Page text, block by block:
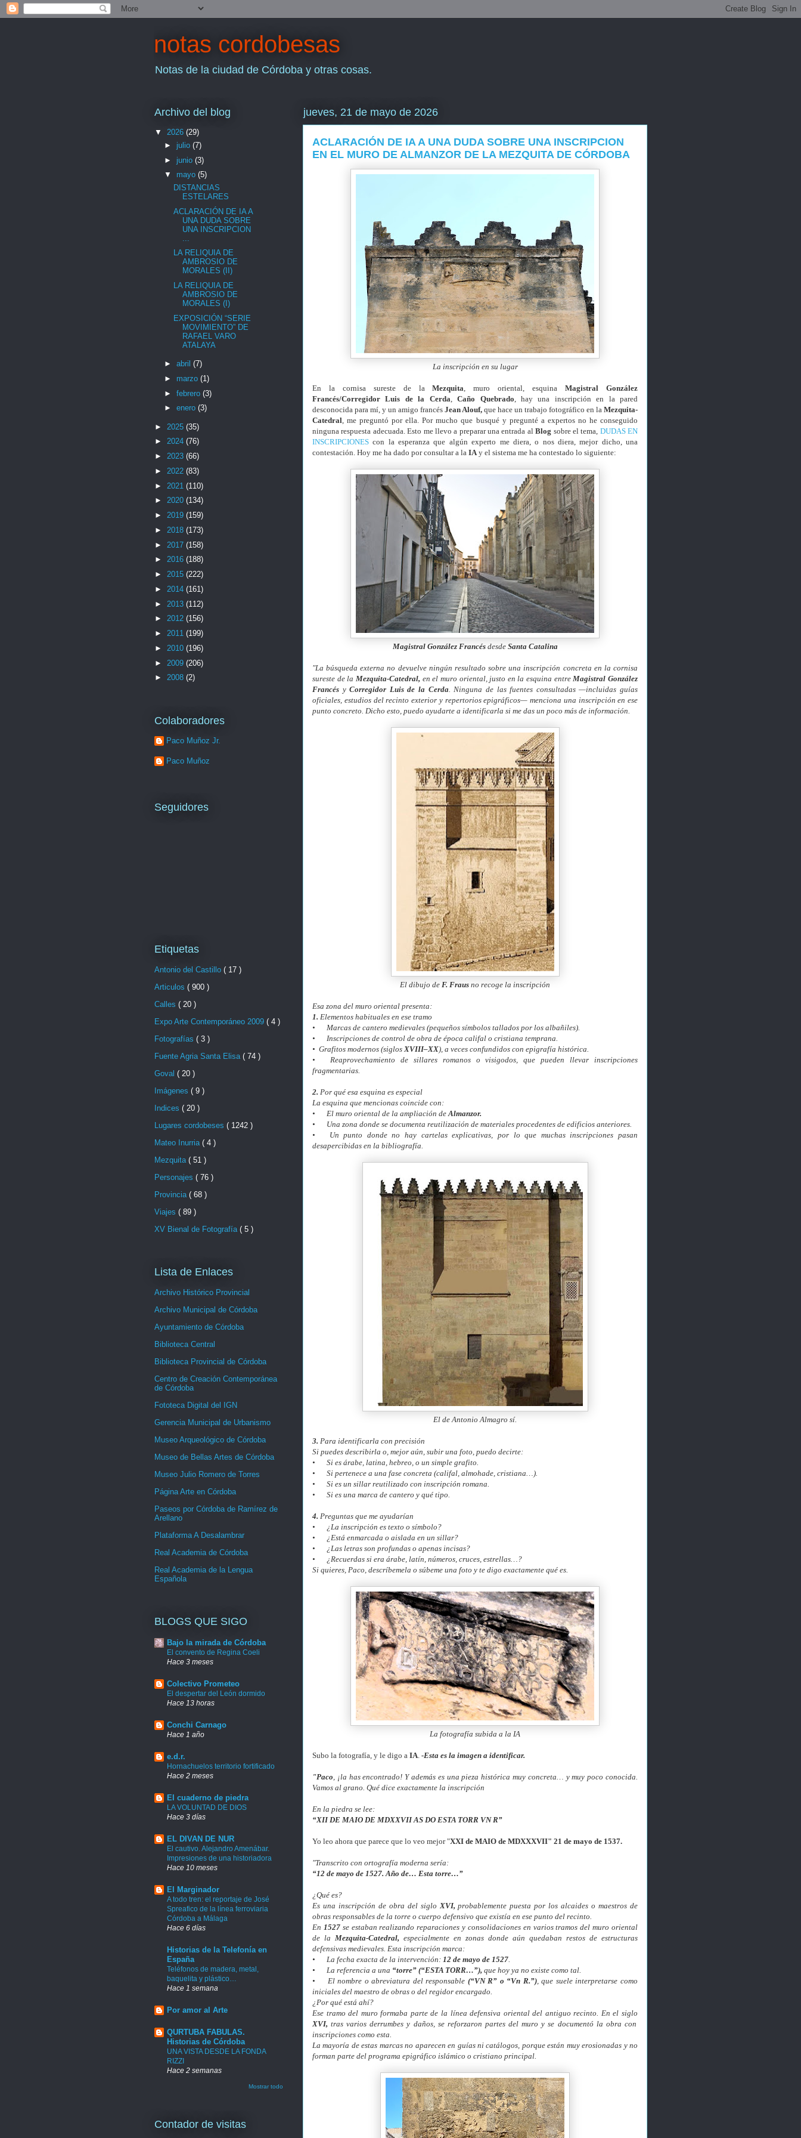
notas cordobesas
Notas de la ciudad de Córdoba y otras cosas.
jueves, 21 de mayo de 2026
ACLARACIÓN DE IA A UNA DUDA SOBRE UNA INSCRIPCION
EN EL MURO DE ALMANZOR DE LA MEZQUITA DE CÓRDOBA
La inscripción en su lugar
En la cornisa sureste de laMezquita, muro oriental, esquinaMagistral González
Francés/Corregidor Luis de la Cerda,Caño Quebrado, hay una inscripción en la pared
desconocida para mí, y un amigo francés Jean Alouf, que hace un trabajo fotográfico en la Mezquita-
Catedral, me preguntó por ella. Por mucho que busqué y pregunté a expertos no he conseguido
ninguna respuesta adecuada. Esto me llevo a preparar una entrada alBlog sobre el tema, DUDAS EN
INSCRIPCIONES con la esperanza que algún experto me diera, o nos diera, mejor dicho, una
contestación. Hoy me ha dado por consultar a la IAy el sistema me ha contestado lo siguiente:
Magistral González Francésdesde Santa Catalina
"La búsqueda externa no devuelve ningún resultado sobre una inscripción concreta en la cornisa
sureste de la Mezquita-Catedral,en el muro oriental, justo en la esquina entreMagistral González
Francés yCorregidor Luis de la Cerda. Ninguna de las fuentes consultadas —incluidas guías
oficiales, estudios del recinto exterior y repertorios epigráficos— menciona una inscripción en ese
punto concreto. Dicho esto, puedo ayudarte a identificarla si me das un poco más de información.
El dibujo de F. Fraus no recoge la inscripción
Esa zona del muro oriental presenta:
1. Elementos habituales en ese tramo
•
Marcas de cantero medievales (pequeños símbolos tallados por los albañiles).
•
Inscripciones de control de obra de época califal o cristiana temprana.
• Grafitos modernos (siglosXVIII–XX), a veces confundidos con epigrafía histórica.
•
Reaprovechamiento de sillares romanos o visigodos, que pueden llevar inscripciones
fragmentarias.
2. Por qué esa esquina es especial
La esquina que mencionas coincide con:
•
El muro oriental de la ampliación deAlmanzor.
•
Una zona donde se documenta reutilización de materiales procedentes de edificios anteriores.
•
Un punto donde no hay cartelas explicativas, por lo que muchas inscripciones pasan
desapercibidas en la bibliografía.
El de Antonio Almagro sí.
3. Para identificarla con precisión
Si puedes describirla o, mejor aún, subir una foto, puedo decirte:
•
Si es árabe, latina, hebreo, o un simple grafito.
•
Si pertenece a una fase concreta (califal, almohade, cristiana…).
•
Si es un sillar reutilizado con inscripción romana.
•
Si es una marca de cantero y qué tipo.
4. Preguntas que me ayudarían
•
¿La inscripción es texto o símbolo?
•
¿Está enmarcada o aislada en un sillar?
•
¿Las letras son profundas o apenas incisas?
•
¿Recuerdas si era árabe, latín, números, cruces, estrellas…?
Si quieres, Paco, descríbemela o súbeme una foto y te digo exactamente qué es.
La fotografía subida a la IA
Subo la fotografía, y le digo a IA. -Esta es la imagen a identificar.
"Paco, ¡la has encontrado! Y además es una pieza histórica muy concreta… y muy poco conocida.
Vamos al grano. Qué dice exactamente la inscripción
En la piedra se lee:
“XII DE MAIO DE MDXXVII AS DO ESTA TORR VN R”
Yo leo ahora que parece que lo veo mejor "XXI de MAIO de MDXXXVII" 21 de mayo de 1537.
"Transcrito con ortografía moderna sería:
“12 de mayo de 1527. Año de… Esta torre…”
¿Qué es?
Es una inscripción de obra del sigloXVI,probablemente puesta por los alcaides o maestros de
obras responsables de la torre o cuerpo defensivo que existía en ese punto del recinto.
En 1527se estaban realizando reparaciones y consolidaciones en varios tramos del muro oriental
de la Mezquita-Catedral, especialmente en zonas donde aún quedaban restos de estructuras
defensivas medievales. Esta inscripción marca:
•
La fecha exacta de la intervención: 12 de mayo de 1527.
•
La referencia a una “torre” (“ESTA TORR…”), que hoy ya no existe como tal.
•
El nombre o abreviatura del responsable (“VN R” o “Vn R.”), que suele interpretarse como
iniciales del maestro de obras o del regidor encargado.
¿Por qué está ahí?
Ese tramo del muro formaba parte de la línea defensiva oriental del antiguo recinto. En el siglo
XVI, tras varios derrumbes y daños, se reforzaron partes del muro y se documentó la obra con
inscripciones como esta.
La mayoría de estas marcas no aparecen en guías ni catálogos, porque están muy erosionadas y no
forman parte del programa epigráfico islámico o cristiano principal.
Archivo del blog
▼ 2026 (29)
► julio (7)
► junio (3)
▼ mayo (5)
DISTANCIAS
ESTELARES
ACLARACIÓN DE IA A
UNA DUDA SOBRE
UNA INSCRIPCION
LA RELIQUIA DE
AMBROSIO DE
MORALES (II)
LA RELIQUIA DE
AMBROSIO DE
MORALES (I)
EXPOSICIÓN “SERIE
MOVIMIENTO” DE
RAFAEL VARO
ATALAYA
► abril (7)
► marzo (1)
► febrero (3)
► enero (3)
► 2025 (35)
► 2024 (76)
► 2023 (66)
► 2022 (83)
► 2021 (110)
► 2020 (134)
► 2019 (159)
► 2018 (173)
► 2017 (158)
► 2016 (188)
► 2015 (222)
► 2014 (161)
► 2013 (112)
► 2012 (156)
► 2011 (199)
► 2010 (196)
► 2009 (206)
► 2008 (2)
Colaboradores
Paco Muñoz Jr.
Paco Muñoz
Seguidores
Etiquetas
Antonio del Castillo ( 17 )
Articulos ( 900 )
Calles ( 20 )
Expo Arte Contemporáneo 2009 ( 4 )
Fotografías ( 3 )
Fuente Agria Santa Elisa ( 74 )
Goval ( 20 )
Imágenes ( 9 )
Indices ( 20 )
Lugares cordobeses ( 1242 )
Mateo Inurria ( 4 )
Mezquita ( 51 )
Personajes ( 76 )
Provincia ( 68 )
Viajes ( 89 )
XV Bienal de Fotografía ( 5 )
Lista de Enlaces
Archivo Histórico Provincial
Archivo Municipal de Córdoba
Ayuntamiento de Córdoba
Biblioteca Central
Biblioteca Provincial de Córdoba
Centro de Creación Contemporánea
de Córdoba
Fototeca Digital del IGN
Gerencia Municipal de Urbanismo
Museo Arqueológico de Córdoba
Museo de Bellas Artes de Córdoba
Museo Julio Romero de Torres
Página Arte en Córdoba
Paseos por Córdoba de Ramírez de
Arellano
Plataforma A Desalambrar
Real Academia de Córdoba
Real Academia de la Lengua
Española
BLOGS QUE SIGO
Bajo la mirada de Córdoba
El convento de Regina Coeli
Hace 3 meses
Colectivo Prometeo
El despertar del León dormido
Hace 13 horas
Conchi Carnago
Hace 1 año
e.d.r.
Hornachuelos territorio fortificado
Hace 2 meses
El cuaderno de piedra
LA VOLUNTAD DE DIOS
Hace 3 días
EL DIVAN DE NUR
El cautivo. Alejandro Amenábar.
Impresiones de una historiadora
Hace 10 meses
El Marginador
A todo tren: el reportaje de José
Spreafico de la línea ferroviaria
Córdoba a Málaga
Hace 6 días
Historias de la Telefonía en
España
Teléfonos de madera, metal,
baquelita y plástico…
Hace 1 semana
Por amor al Arte
QURTUBA FABULAS.
Historias de Córdoba
UNA VISTA DESDE LA FONDA
RIZZI
Hace 2 semanas
Mostrar todo
Contador de visitas